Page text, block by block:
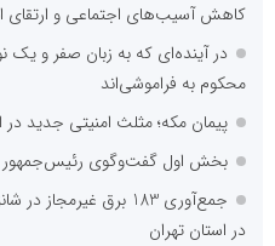
کاهش آسیب‌های اجتماعی و ارتقای
در آینده‌ای که به زبان صفر و
محکوم به فراموشی‌اند
پیمان مکه؛ مثلث امنیتی جدید در
بخش اول گفت‌وگوی رئیس‌جمهور
جمع‌آوری 183 برق
در استان تهران